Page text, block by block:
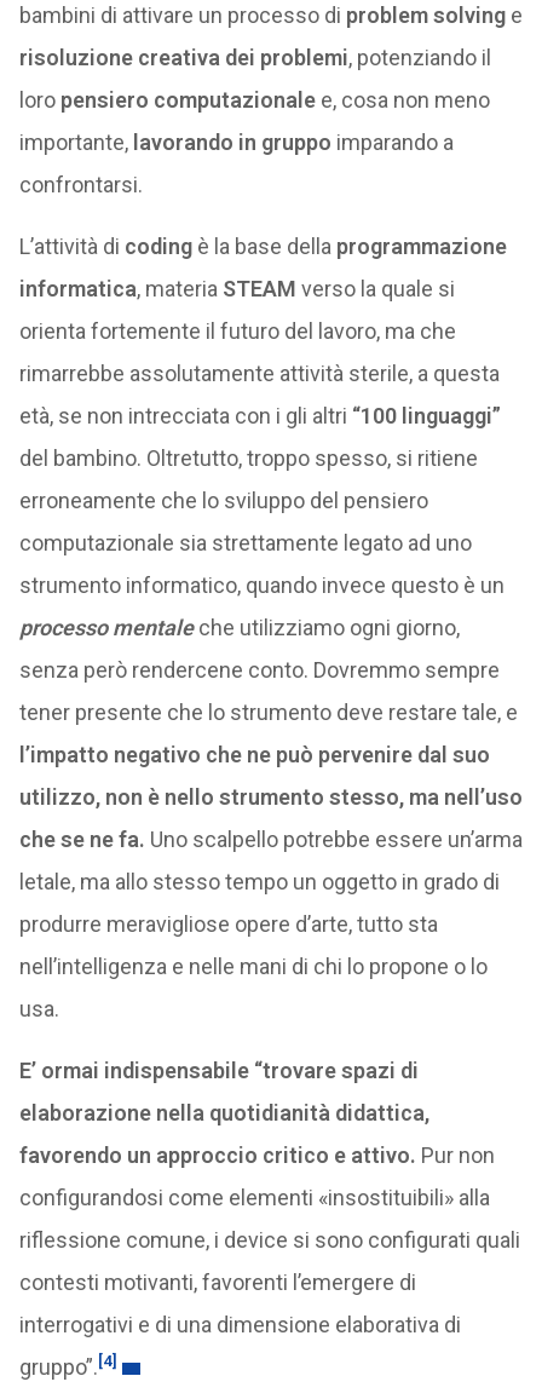
bambini di attivare un processo di problem solvinge
risoluzione creativa dei problemi, potenziando il
loro pensiero computazionalee, cosa non meno
importante, lavorando in gruppo imparando a
confrontarsi.
L’attività di codingè la base della programmazione
informatica, materia STEAM verso la quale si
orienta fortemente il futuro del lavoro, ma che
rimarrebbe assolutamente attività sterile, a questa
età, se non intrecciata con i gli altri “100 linguaggi”
del bambino. Oltretutto, troppo spesso, si ritiene
erroneamente che lo sviluppo del pensiero
computazionale sia strettamente legato ad uno
strumento informatico, quando invece questo è un
processo mentaleche utilizziamo ogni giorno,
senza però rendercene conto. Dovremmo sempre
tener presente che lo strumento deve restare tale, e
l’impatto negativo che ne può pervenire dal suo
utilizzo, non è nello strumento stesso, ma nell’uso
che se ne fa. Uno scalpello potrebbe essere un’arma
letale, ma allo stesso tempo un oggetto in grado di
produrre meravigliose opere d’arte, tutto sta
nell’intelligenza e nelle mani di chi lo propone o lo
usa.
E’ ormai indispensabile “trovare spazi di
elaborazione nella quotidianità didattica,
favorendo un approccio critico e attivo. Pur non
configurandosi come elementi «insostituibili» alla
riflessione comune, i device si sono configurati quali
contesti motivanti, favorenti l’emergere di
interrogativi e di una dimensione elaborativa di
gruppo”.[4]